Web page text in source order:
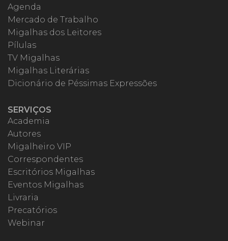
Agenda
Mercado de Trabalho
Migalhas dos Leitores
Pílulas
TV Migalhas
Migalhas Literárias
Dicionário de Péssimas Expressões
SERVIÇOS
Academia
Autores
Migalheiro VIP
Correspondentes
Escritórios Migalhas
Eventos Migalhas
Livraria
Precatórios
Webinar